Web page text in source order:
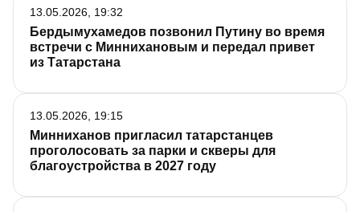
Бердымухамедов позвонил Путину во время
встречи с Миннихановым и передал привет
из Татарстана
13.05.2026, 19:32
Минниханов пригласил татарстанцев
проголосовать за парки и скверы для
благоустройства в 2027 году
13.05.2026, 19:15